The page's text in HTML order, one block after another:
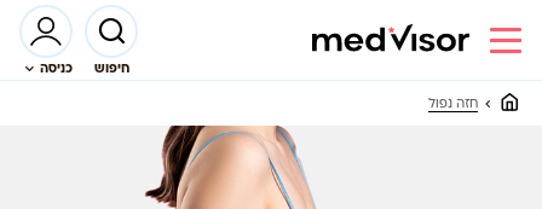
חיפוש כניסה
חזה נפול